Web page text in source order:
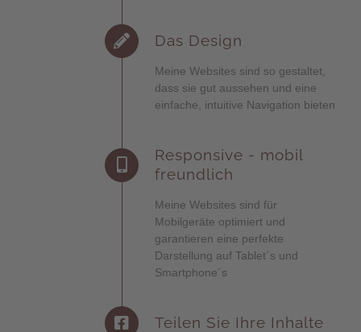
Das Design
Meine Websites sind so gestaltet,
dass sie gut aussehen und eine
einfache, intuitive Navigation bieten
Responsive - mobil
freundlich
Meine Websites sind für
Mobilgeräte optimiert und
garantieren eine perfekte
Darstellung auf Tablet´s und
Smartphone´s
Teilen Sie Ihre Inhalte